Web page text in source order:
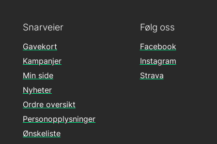
Følg oss
Facebook
Instagram
Strava
Snarveier
Gavekort
Kampanjer
Min side
Nyheter
Ordre oversikt
Personopplysninger
Ønskeliste